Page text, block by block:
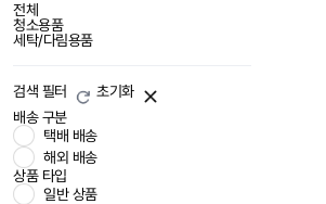
전체
청소용품
세탁/다림용품
검색 필터
초기화
배송 구분
택배 배송
해외 배송
상품 타입
일반 상품